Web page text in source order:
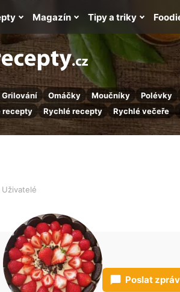
Grilování Omáčky Moučníky Polévky
recepty
Rychlé recepty Rychlé večeře
Magazín Tipy a triky
Uživatelé
Poslat